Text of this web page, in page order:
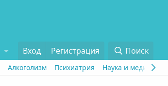
Вход Регистрация Поиск
Алкоголизм Психиатрия
Наука и медицина